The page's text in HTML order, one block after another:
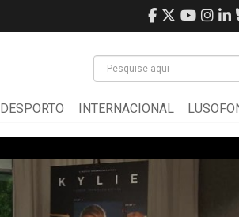
DESPORTO INTERNACIONAL